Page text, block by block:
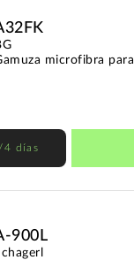
microfibra
4 días
900L